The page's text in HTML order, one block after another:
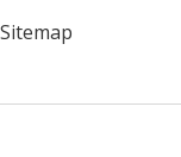
Sitemap